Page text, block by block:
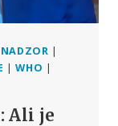
|
|WHO |
Ali je